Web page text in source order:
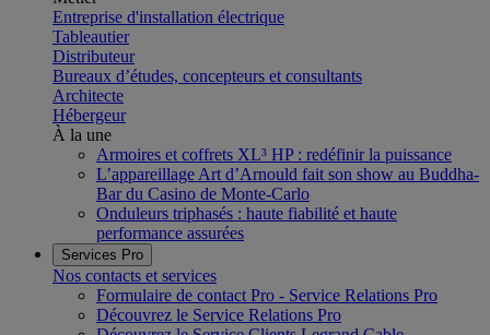
Entreprise d'installation électrique
Tableautier
Distributeur
Bureaux d’études, concepteurs et consultants
Architecte
Hébergeur
À la une
Armoires et coffrets XL³ HP : redéfinir la puissance
L’appareillage Art d’Arnould fait son show au Buddha-
Bar du Casino de Monte-Carlo
Onduleurs triphasés : haute fiabilité et haute
performance assurées
Services Pro
Nos contacts et services
Formulaire de contact Pro - Service Relations Pro
Découvrez le Service Relations Pro